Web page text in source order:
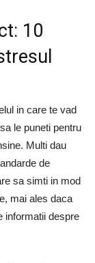
10
in care te vad
le puneti pentru
Multi dau
de
sa simti in mod
mai ales daca
informatii despre